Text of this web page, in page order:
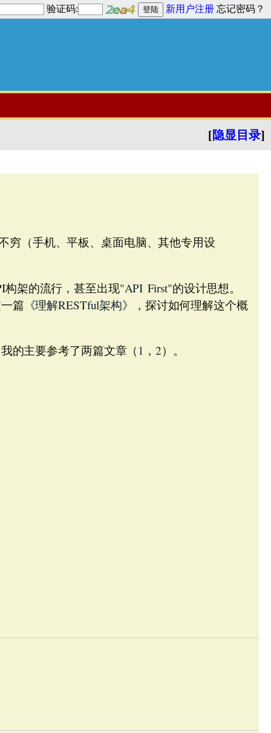
验证码: 新用户注册 忘记密码？
[隐显目录]
穷（手机、平板、桌面电脑、其他专用设
构架的流行，甚至出现"API First"的设计思想。
篇 《理解RESTful架构》 ，探讨如何理解这个概
的主要参考了两篇文章（1 ，2）。